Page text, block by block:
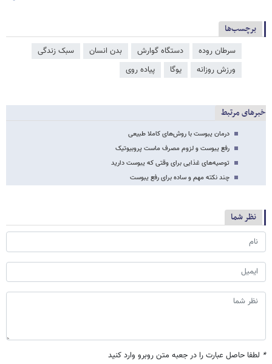
برچسب‌ها
سرطان روده دستگاه گوارش بدن انسان
سبک زندگی
ورزش روزانه
یوگا پیاده روی
خبرهای مرتبط
درمان یبوست با روش‌های کاملا طبیعی
رفع یبوست و لزوم مصرف ماست پروبیوتیک
توصیه‌های غذایی برای وقتی که یبوست دارید
چند نکته مهم و ساده برای رفع یبوست
نظر شما
* لطفا حاصل عبارت را در جعبه متن روبرو وارد کنید